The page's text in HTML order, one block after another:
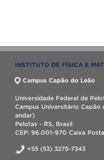
INSTITUTO DE FÍSICA E
Campus Capão do Leão
Universidade Federal de
Campus Universitário Capão
andar)
Pelotas - RS, Brasil
CEP: 96.001-970 Caixa
+55 (53) 3275-7343